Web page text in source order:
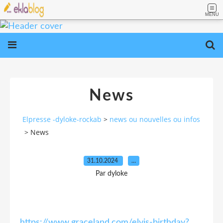
MENU
News
Elpresse -dyloke-rockab > news ou nouvelles ou infos
> News
31.10.2024 …
Par dyloke